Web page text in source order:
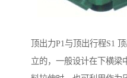
顶出力P1与顶出行程S1
立的，一般设计在下横梁